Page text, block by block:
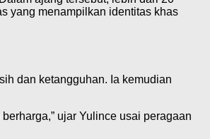
yang menampilkan identitas khas
dan ketangguhan. Ia kemudian
ujar Yulince usai peragaan